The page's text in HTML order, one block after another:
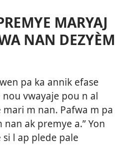
MARYAJ
NAN DEZYÈM
pa ka annik efase
vwayaje pou n al
m nan. Pafwa m pa
ak premye a.” Yon
l ap plede pale